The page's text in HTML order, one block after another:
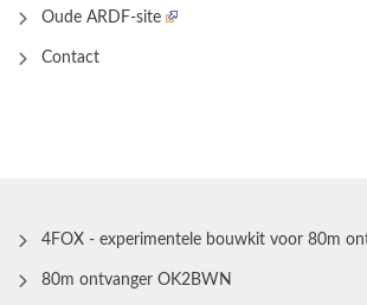
Oude ARDF-site
Contact
4FOX - experimentele bouwkit voor 80m
80m ontvanger OK2BWN